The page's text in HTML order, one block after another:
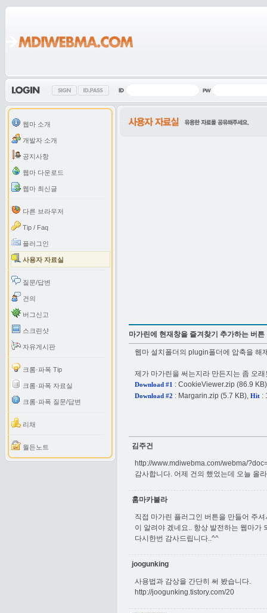
웹마 소개
개발자 소개
공지사항
웹마 다운로드
웹마 최신글
다른 브라우저
Tip / Faq
플러그인
사용자 자료실
질문/답변
건의
버그신고
스크린샷
자유게시판
크롬·파폭 Tip
크롬·파폭 자료실
크롬·파폭 질문/답변
리채
월든노트
마가린에 현재창을 즐겨찾기 추가하는 버튼
웹마 설치폴더의 plugin폴더에 압축을 해
제가 마가린을 써는지라 만든지는 좀 오
Download #1 : CookieViewer.zip (86.9
Download #2 : Margarin.zip (5.7 KB), Hit :
김주건
http://www.mdiwebma.com/webma/
감사합니다. 어제 건의 했었는데 오늘 올
훔마카불라
직접 마가린 플러그인 버튼을 만들어 주
이 알려야 겠네요.. 항상 발전하는 웹마가
다시한번 감사드립니다..^^
joogunking
사용법과 감상을 간단히 써 봤습니다.
http://joogunking.tistory.com/20